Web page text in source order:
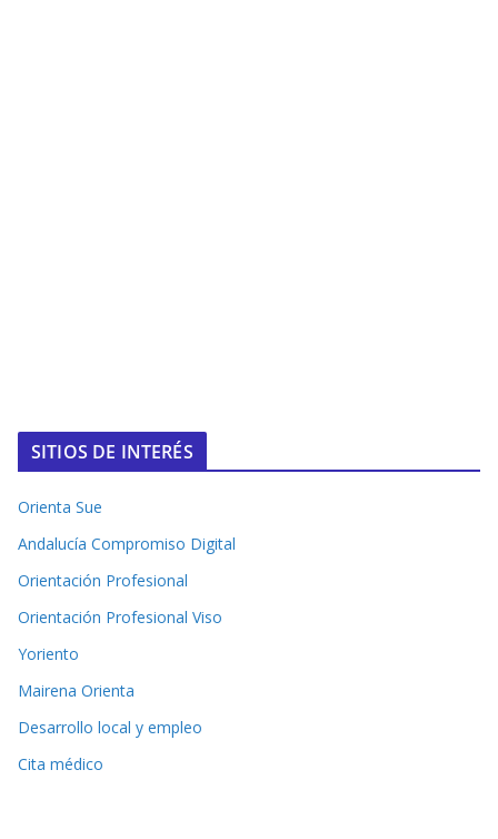
SITIOS DE INTERÉS
Orienta Sue
Andalucía Compromiso Digital
Orientación Profesional
Orientación Profesional Viso
Yoriento
Mairena Orienta
Desarrollo local y empleo
Cita médico